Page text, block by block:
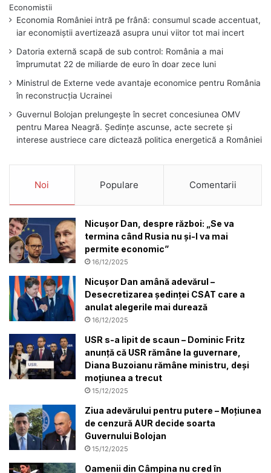
Economia României intră pe frână: consumul scade accentuat,
iar economiștii avertizează asupra unui viitor tot mai incert
Datoria externă scapă de sub control: România a mai
împrumutat 22 de miliarde de euro în doar zece luni
Ministrul de Externe vede avantaje economice pentru România
în reconstrucția Ucrainei
Guvernul Bolojan prelungește în secret concesiunea OMV
pentru Marea Neagră. Ședințe ascunse, acte secrete și
interese austriece care dictează politica energetică a României
Noi Populare Comentarii
Nicușor Dan, despre război: „Se va
termina când Rusia nu și-l va mai
permite economic”
16/12/2025
Nicușor Dan amână adevărul –
Desecretizarea ședinței CSAT care a
anulat alegerile mai durează
16/12/2025
USR s-a lipit de scaun – Dominic Fritz
anunță că USR rămâne la guvernare,
Diana Buzoianu rămâne ministru, deși
moțiunea a trecut
15/12/2025
Ziua adevărului pentru putere – Moțiunea
de cenzură AUR decide soarta
Guvernului Bolojan
15/12/2025
Oamenii din Câmpina nu cred în